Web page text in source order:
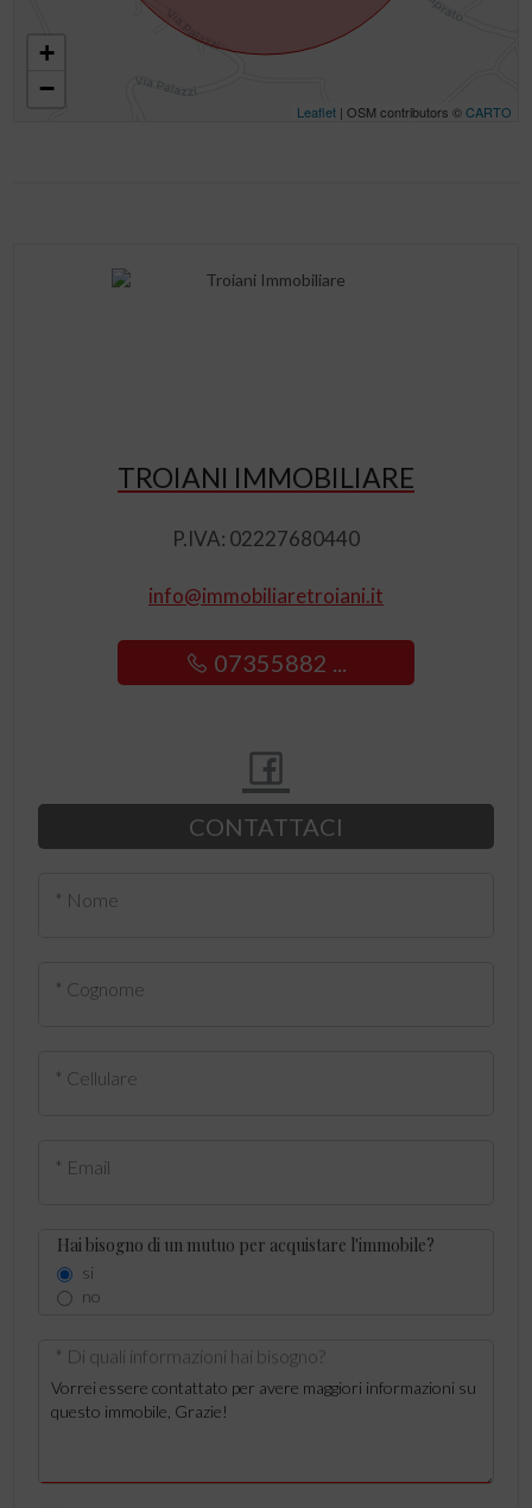
+
−
Leaflet| OSM contributors ©CARTO
TROIANI IMMOBILIARE
P.IVA: 02227680440
info@immobiliaretroiani.it
07355882 ...
CONTATTACI
* Nome
* Cognome
* Cellulare
* Email
Hai bisogno di un mutuo per acquistare l'immobile?
si
no
* Di quali informazioni hai bisogno?